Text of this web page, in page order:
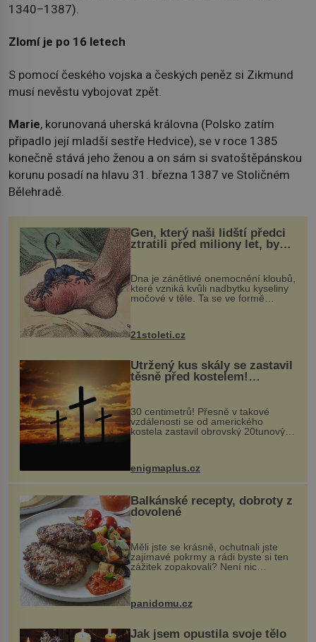
1340–1387).
Zlomí je po 16 letech
S pomocí českého vojska a českých peněz si Zikmund
musí nevěstu vybojovat zpět.
Marie, korunovaná uherská královna (Polsko zatím
připadlo její mladší sestře Hedvice), se v roce 1385
konečně stává jeho ženou a on sám si svatoštěpánskou
korunu posadí na hlavu 31. března 1387 ve Stoličném
Bělehradě.
Gen, který naši lidští předci
ztratili před miliony let, by
mohl pomoci s léčbou
„nemoci králů“
Dna je zánětlivé onemocnění kloubů,
které vzniká kvůli nadbytku kyseliny
močové v těle. Ta se ve formě
nohou, a způsobuje bole...
21stoleti.cz
Utržený kus skály se zastavil
těsně před kostelem!
Ochránila ho boží síla?
30 centimetrů! Přesně v takové
vzdálenosti se od amerického
kostela zastavil obrovský 20tunový
...
enigmaplus.cz
Balkánské recepty, dobroty z
dovolené
Měli jste se krásně, ochutnali jste
zajímavé pokrmy a rádi byste si ten
zážitek zopakovali? Není nic
snazšího. Pljeskavica (10 porcí)
Možná jste ji ochutnali na dovolené v
panidomu.cz
Jak jsem opustila svoje tělo